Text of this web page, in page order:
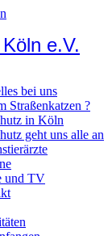
e.V.
bei uns
Straßenkatzen ?
in Köln
geht uns alle an
und TV